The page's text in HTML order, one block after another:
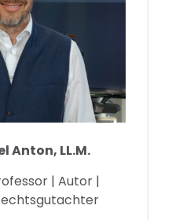
Anton, LL.M.
| Autor |